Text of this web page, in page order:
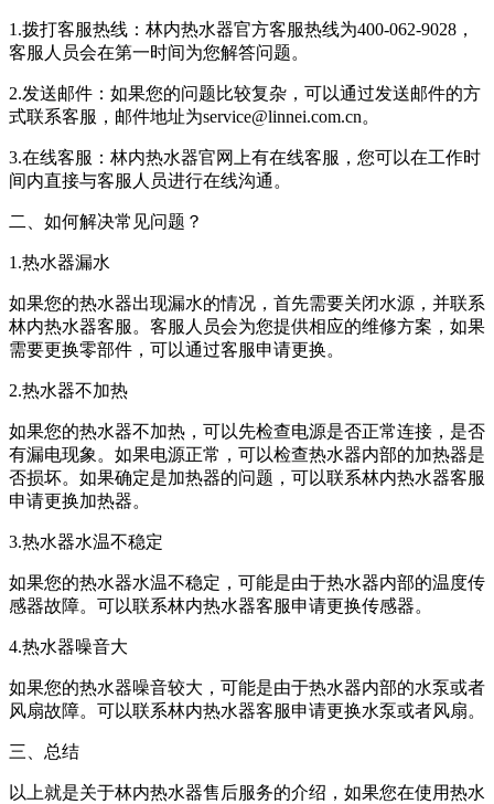
1.拨打客服热线：林内热水器官方客服热线为400-062-9028，
客服人员会在第一时间为您解答问题。
2.发送邮件：如果您的问题比较复杂，可以通过发送邮件的方
式联系客服，邮件地址为service@linnei.com.cn。
3.在线客服：林内热水器官网上有在线客服，您可以在工作时
间内直接与客服人员进行在线沟通。
二、如何解决常见问题？
1.热水器漏水
如果您的热水器出现漏水的情况，首先需要关闭水源，并联系
林内热水器客服。客服人员会为您提供相应的维修方案，如果
需要更换零部件，可以通过客服申请更换。
2.热水器不加热
如果您的热水器不加热，可以先检查电源是否正常连接，是否
有漏电现象。如果电源正常，可以检查热水器内部的加热器是
否损坏。如果确定是加热器的问题，可以联系林内热水器客服
申请更换加热器。
3.热水器水温不稳定
如果您的热水器水温不稳定，可能是由于热水器内部的温度传
感器故障。可以联系林内热水器客服申请更换传感器。
4.热水器噪音大
如果您的热水器噪音较大，可能是由于热水器内部的水泵或者
风扇故障。可以联系林内热水器客服申请更换水泵或者风扇。
三、总结
以上就是关于林内热水器售后服务的介绍，如果您在使用热水